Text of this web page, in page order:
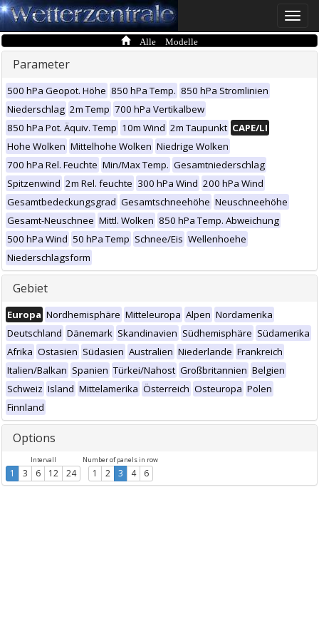
Toggle
Alle Modelle
Parameter
500 hPa Geopot. Höhe 850 hPa Temp. 850 hPa Stromlinien
Niederschlag 2m Temp 700 hPa Vertikalbew
850 hPa Pot. Äquiv. Temp 10m Wind 2m Taupunkt CAPE/LI
Hohe Wolken Mittelhohe Wolken Niedrige Wolken
700 hPa Rel. Feuchte Min/Max Temp. Gesamtniederschlag
Spitzenwind 2m Rel. feuchte 300 hPa Wind 200 hPa Wind
Gesamtbedeckungsgrad Gesamtschneehöhe Neuschneehöhe
Gesamt-Neuschnee Mittl. Wolken 850 hPa Temp. Abweichung
500 hPa Wind 50 hPa Temp Schnee/Eis Wellenhoehe
Niederschlagsform
Gebiet
Europa Nordhemisphäre Mitteleuropa Alpen Nordamerika
Deutschland Dänemark Skandinavien Südhemisphäre Südamerika
Afrika Ostasien Südasien Australien Niederlande Frankreich
Italien/Balkan Spanien Türkei/Nahost Großbritannien Belgien
Schweiz Island Mittelamerika Österreich Osteuropa Polen
Finnland
Options
Intervall
1 3 6 12 24
Number of panels in row
1 2 3 4 6